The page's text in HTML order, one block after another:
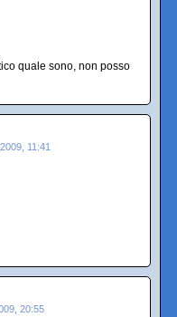
quale sono, non posso
11:41
20:55